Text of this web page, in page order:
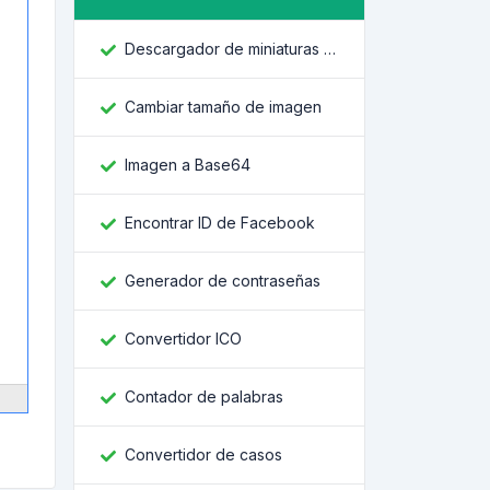
Descargador de miniaturas de YouTube
Cambiar tamaño de imagen
Imagen a Base64
Encontrar ID de Facebook
Generador de contraseñas
Convertidor ICO
Contador de palabras
Convertidor de casos